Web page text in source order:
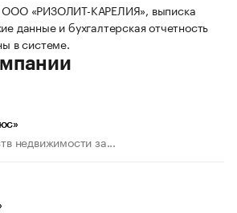
«РИЗОЛИТ-КАРЕЛИЯ», выписка
данные и бухгалтерская отчетность
в системе.
недвижимости за...